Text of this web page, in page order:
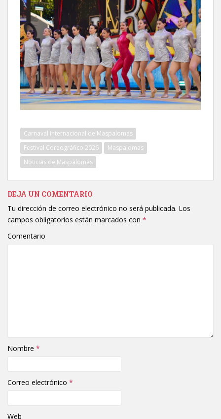
Carnaval internacional de Maspalomas
Festival Coreográfico 2026
Maspalomas
Noticias de Maspalomas
DEJA UN COMENTARIO
Tu dirección de correo electrónico no será publicada. Los
campos obligatorios están marcados con *
Comentario
Nombre *
Correo electrónico *
Web